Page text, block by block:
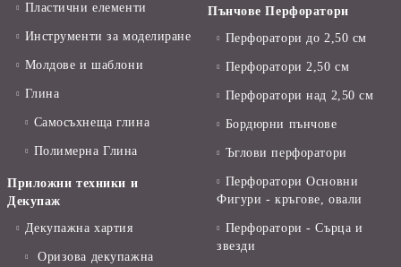
Пластични елементи
Инструменти за моделиране
Молдове и шаблони
Глина
Самосъхнеща глина
Полимерна Глина
Приложни техники и
Декупаж
Декупажна хартия
Оризова декупажна
Пънчове Перфоратори
Перфоратори до 2,50 см
Перфоратори 2,50 см
Перфоратори над 2,50 см
Бордюрни пънчове
Ъглови перфоратори
Перфоратори Основни
Фигури - кръгове, овали
Перфоратори - Сърца и
звезди